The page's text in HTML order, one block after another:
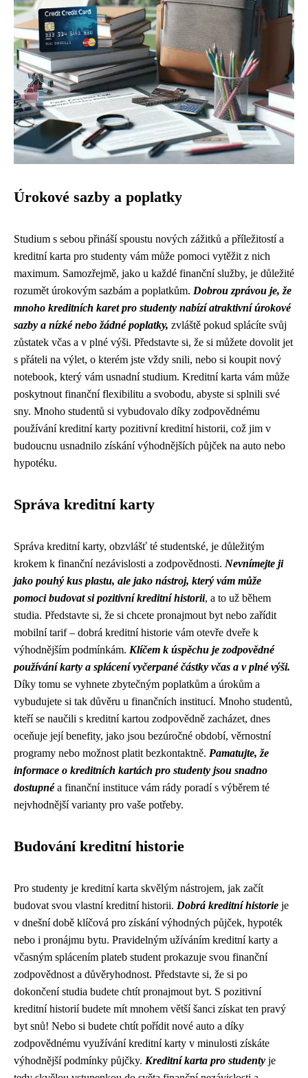
Úrokové sazby a poplatky
Studium s sebou přináší spoustu nových zážitků a příležitostí a
kreditní karta pro studenty vám může pomoci vytěžit z nich
maximum. Samozřejmě, jako u každé finanční služby, je důležité
rozumět úrokovým sazbám a poplatkům. Dobrou zprávou je, že
mnoho kreditních karet pro studenty nabízí atraktivní úrokové
sazby a nízké nebo žádné poplatky, zvláště pokud splácíte svůj
zůstatek včas a v plné výši. Představte si, že si můžete dovolit jet
s přáteli na výlet, o kterém jste vždy snili, nebo si koupit nový
notebook, který vám usnadní studium. Kreditní karta vám může
poskytnout finanční flexibilitu a svobodu, abyste si splnili své
sny. Mnoho studentů si vybudovalo díky zodpovědnému
používání kreditní karty pozitivní kreditní historii, což jim v
budoucnu usnadnilo získání výhodnějších půjček na auto nebo
hypotéku.
Správa kreditní karty
Správa kreditní karty, obzvlášť té studentské, je důležitým
krokem k finanční nezávislosti a zodpovědnosti. Nevnímejte ji
jako pouhý kus plastu, ale jako nástroj, který vám může
pomoci budovat si pozitivní kreditní historii, a to už během
studia. Představte si, že si chcete pronajmout byt nebo zařídit
mobilní tarif – dobrá kreditní historie vám otevře dveře k
výhodnějším podmínkám. Klíčem k úspěchu je zodpovědné
používání karty a splácení vyčerpané částky včas a v plné výši.
Díky tomu se vyhnete zbytečným poplatkům a úrokům a
vybudujete si tak důvěru u finančních institucí. Mnoho studentů,
kteří se naučili s kreditní kartou zodpovědně zacházet, dnes
oceňuje její benefity, jako jsou bezúročné období, věrnostní
programy nebo možnost platit bezkontaktně. Pamatujte, že
informace o kreditních kartách pro studenty jsou snadno
dostupnéa finanční instituce vám rády poradí s výběrem té
nejvhodnější varianty pro vaše potřeby.
Budování kreditní historie
Pro studenty je kreditní karta skvělým nástrojem, jak začít
budovat svou vlastní kreditní historii. Dobrá kreditní historie je
v dnešní době klíčová pro získání výhodných půjček, hypoték
nebo i pronájmu bytu. Pravidelným užíváním kreditní karty a
včasným splácením plateb student prokazuje svou finanční
zodpovědnost a důvěryhodnost. Představte si, že si po
dokončení studia budete chtít pronajmout byt. S pozitivní
kreditní historií budete mít mnohem větší šanci získat ten pravý
byt snů! Nebo si budete chtít pořídit nové auto a díky
zodpovědnému využívání kreditní karty v minulosti získáte
výhodnější podmínky půjčky. Kreditní karta pro studenty je